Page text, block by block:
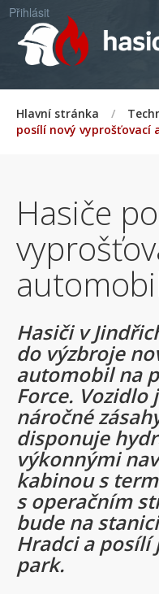
Přihlásit
Hlavní stránka /
posílí nový vyprošťovací
Hasiče
Hasiči v
do výzbroje
automobil na
Force. Vozidlo
náročné
disponuje
výkonnými
kabinou s
s operačním
bude na
Hradci a posílí
park.